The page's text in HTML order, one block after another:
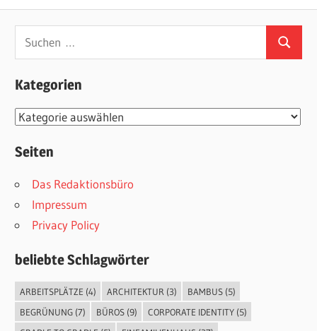
Suchen
nach:
Suchen
Kategorien
Kategorien
Seiten
Das Redaktionsbüro
Impressum
Privacy Policy
beliebte Schlagwörter
ARBEITSPLÄTZE (4) ARCHITEKTUR (3) BAMBUS(5)
BEGRÜNUNG(7) BÜROS(9) CORPORATE IDENTITY(5)